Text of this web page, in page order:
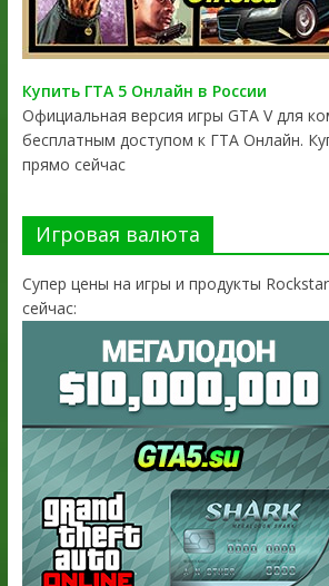
Купить ГТА 5 Онлайн в России
Официальная версия игры GTA V для
бесплатным доступом к ГТА Онлайн.
прямо сейчас
Игровая валюта
Супер цены на игры и продукты
сейчас: